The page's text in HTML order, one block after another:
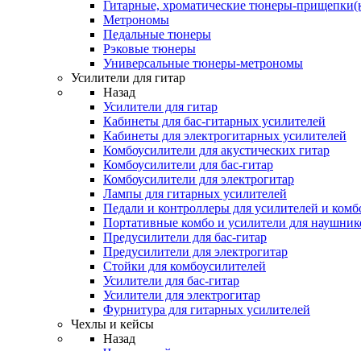
Гитарные, хроматические тюнеры-
Метрономы
Педальные тюнеры
Рэковые тюнеры
Универсальные тюнеры-метрономы
Усилители для гитар
Назад
Усилители для гитар
Кабинеты для бас-гитарных усилителей
Кабинеты для электрогитарных усилителей
Комбоусилители для акустических гитар
Комбоусилители для бас-гитар
Комбоусилители для электрогитар
Лампы для гитарных усилителей
Педали и контроллеры для усилителей и
Портативные комбо и усилители для
Предусилители для бас-гитар
Предусилители для электрогитар
Стойки для комбоусилителей
Усилители для бас-гитар
Усилители для электрогитар
Фурнитура для гитарных усилителей
Чехлы и кейсы
Назад